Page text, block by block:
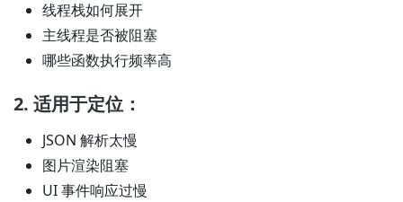
线程栈如何展开
主线程是否被阻塞
哪些函数执行频率高
2. 适用于定位：
JSON 解析太慢
图片渲染阻塞
UI 事件响应过慢